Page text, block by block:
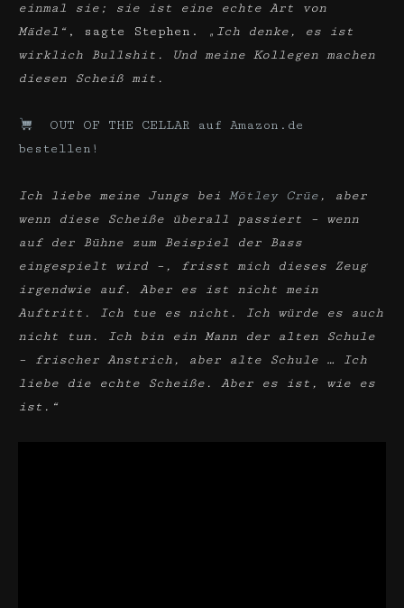
einmal sie; sie ist eine echte Art von
Mädel“ , sagte Stephen.
„Ich denke, es ist
wirklich Bullshit. Und meine Kollegen machen
diesen Scheiß mit.
OUT OF THE CELLAR auf Amazon.de
bestellen!
Ich liebe meine Jungs bei Mötley Crüe , aber
wenn diese Scheiße überall passiert – wenn
auf der Bühne zum Beispiel der Bass
eingespielt wird –, frisst mich dieses Zeug
irgendwie auf. Aber es ist nicht mein
Auftritt. Ich tue es nicht. Ich würde es auch
nicht tun. Ich bin ein Mann der alten Schule
– frischer Anstrich, aber alte Schule … Ich
liebe die echte Scheiße. Aber es ist, wie es
ist.“